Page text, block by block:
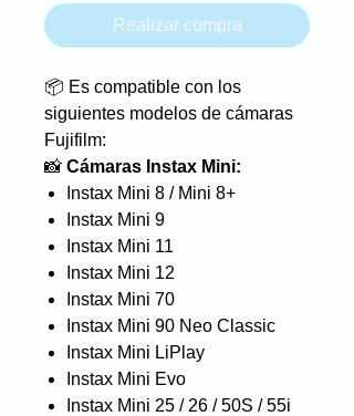
Realizar compra
📦 Es compatible con los
siguientes modelos de cámaras
Fujifilm:
📸 Cámaras Instax Mini:
Instax Mini 8 / Mini 8+
Instax Mini 9
Instax Mini 11
Instax Mini 12
Instax Mini 70
Instax Mini 90 Neo Classic
Instax Mini LiPlay
Instax Mini Evo
Instax Mini 25 / 26 / 50S / 55i